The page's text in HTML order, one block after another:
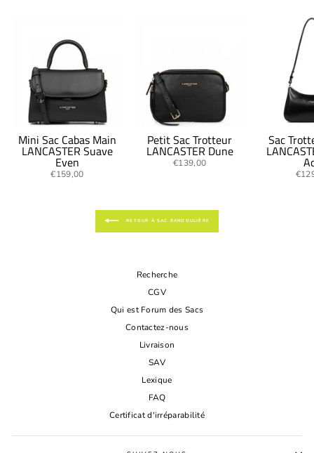
Mini Sac Cabas Main
LANCASTER Suave
Even
€159,00
Petit Sac Trotteur
LANCASTER Dune
€139,00
Sac
RETOUR À SAC BANDOULIÈRE
Recherche
CGV
Qui est Forum des Sacs
Contactez-nous
Livraison
SAV
Lexique
FAQ
Certificat d'irréparabilité